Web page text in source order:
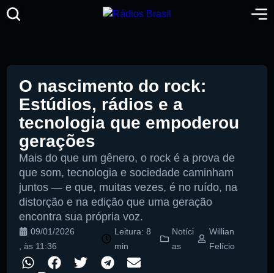
O nascimento do rock:
Estúdios, rádios e a
tecnologia que empoderou
gerações
Mais do que um gênero, o rock é a prova de
que som, tecnologia e sociedade caminham
juntos — e que, muitas vezes, é no ruído, na
distorção e na edição que uma geração
encontra sua própria voz.
09/01/2026
, às 11:36
Leitura: 8
min
Notíci
as
Willian
Felício